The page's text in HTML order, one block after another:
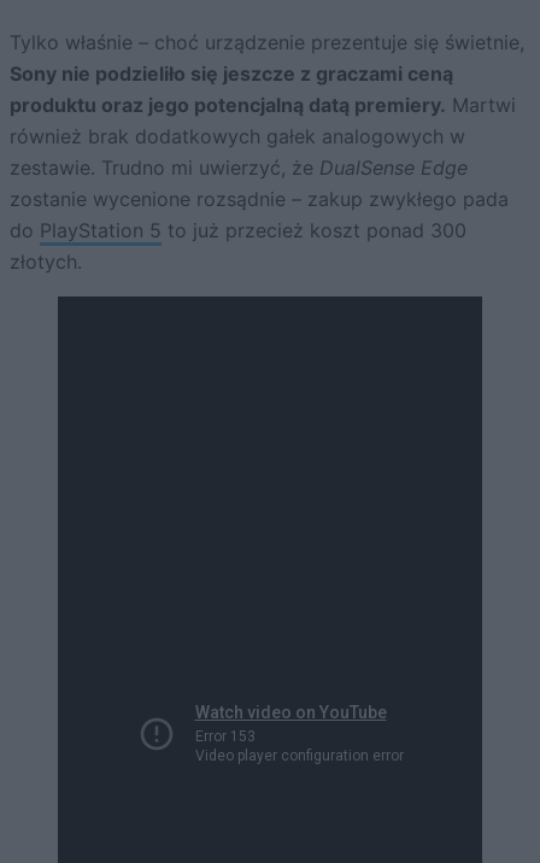
Tylko właśnie – choć urządzenie prezentuje się świetnie,
Sony nie podzieliło się jeszcze z graczami ceną
produktu oraz jego potencjalną datą premiery. Martwi
również brak dodatkowych gałek analogowych w
zestawie. Trudno mi uwierzyć, że DualSense Edge
zostanie wycenione rozsądnie – zakup zwykłego pada
do PlayStation 5 to już przecież koszt ponad 300
złotych.